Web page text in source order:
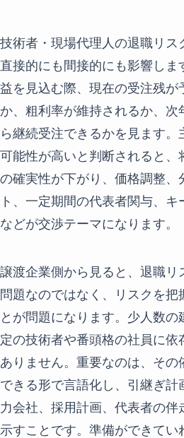
技術者・現場代理人の退職リス
直接的にも間接的にも影響しま
益を見込む際、現在の受注残が
か、粗利率が維持されるか、次
ら継続受注できるかを見ます。
可能性が高いと判断されると、
の確実性が下がり、価格調整、
ト、一定期間の代表者関与、
などが交渉テーマになります。
譲渡企業側から見ると、退職リ
問題なのではなく、リスクを把
とが問題になります。少人数
定の技術者や番頭格の社員に依
ありません。重要なのは、その
できる形で言語化し、引継ぎ計
力会社、採用計画、代表者の伴
示すことです。準備ができてい